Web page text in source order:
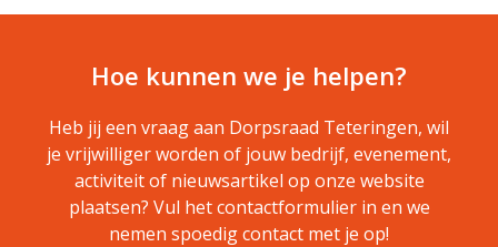
Hoe kunnen we je helpen?
Heb jij een vraag aan Dorpsraad Teteringen, wil
je vrijwilliger worden of jouw bedrijf, evenement,
activiteit of nieuwsartikel op onze website
plaatsen? Vul het contactformulier in en we
nemen spoedig contact met je op!